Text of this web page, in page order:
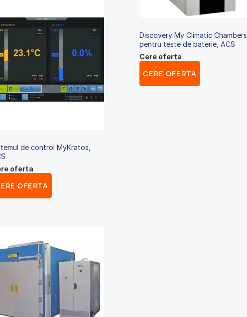
de control MyKratos,
oferta
OFERTA
Discovery My Climatic Chambers
pentru teste de baterie, ACS
Cere oferta
CERE OFERTA